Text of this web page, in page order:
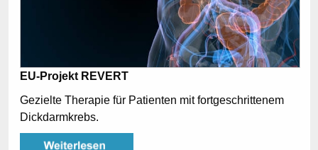
EU-Projekt REVERT
Gezielte Therapie für Patienten mit fortgeschrittenem
Dickdarmkrebs.